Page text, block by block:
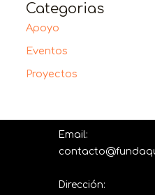
Categorias
Apoyo
Eventos
Proyectos
Email:
Dirección: